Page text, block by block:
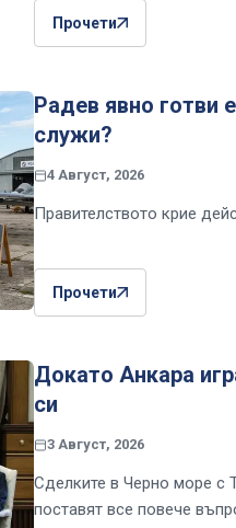
Прочети
Радев явно готви
служи?
4 Август, 2026
Правителството крие
Прочети
Докато Анкара
си
3 Август, 2026
Сделките в Черно море с
поставят все повече